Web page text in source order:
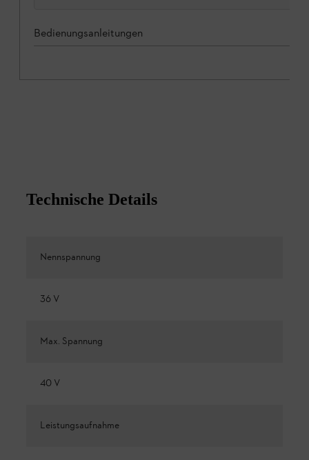
Bedienungsanleitungen
Technische Details
Nennspannung
36 V
Max. Spannung
40 V
Leistungsaufnahme